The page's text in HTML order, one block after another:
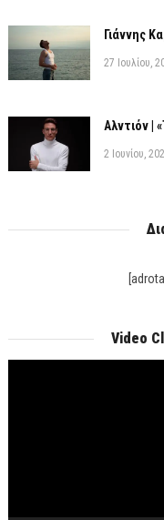
Γιάννης
27 Ιουλίου,
Αλντιόν |
2 Ιουνίου,
Video